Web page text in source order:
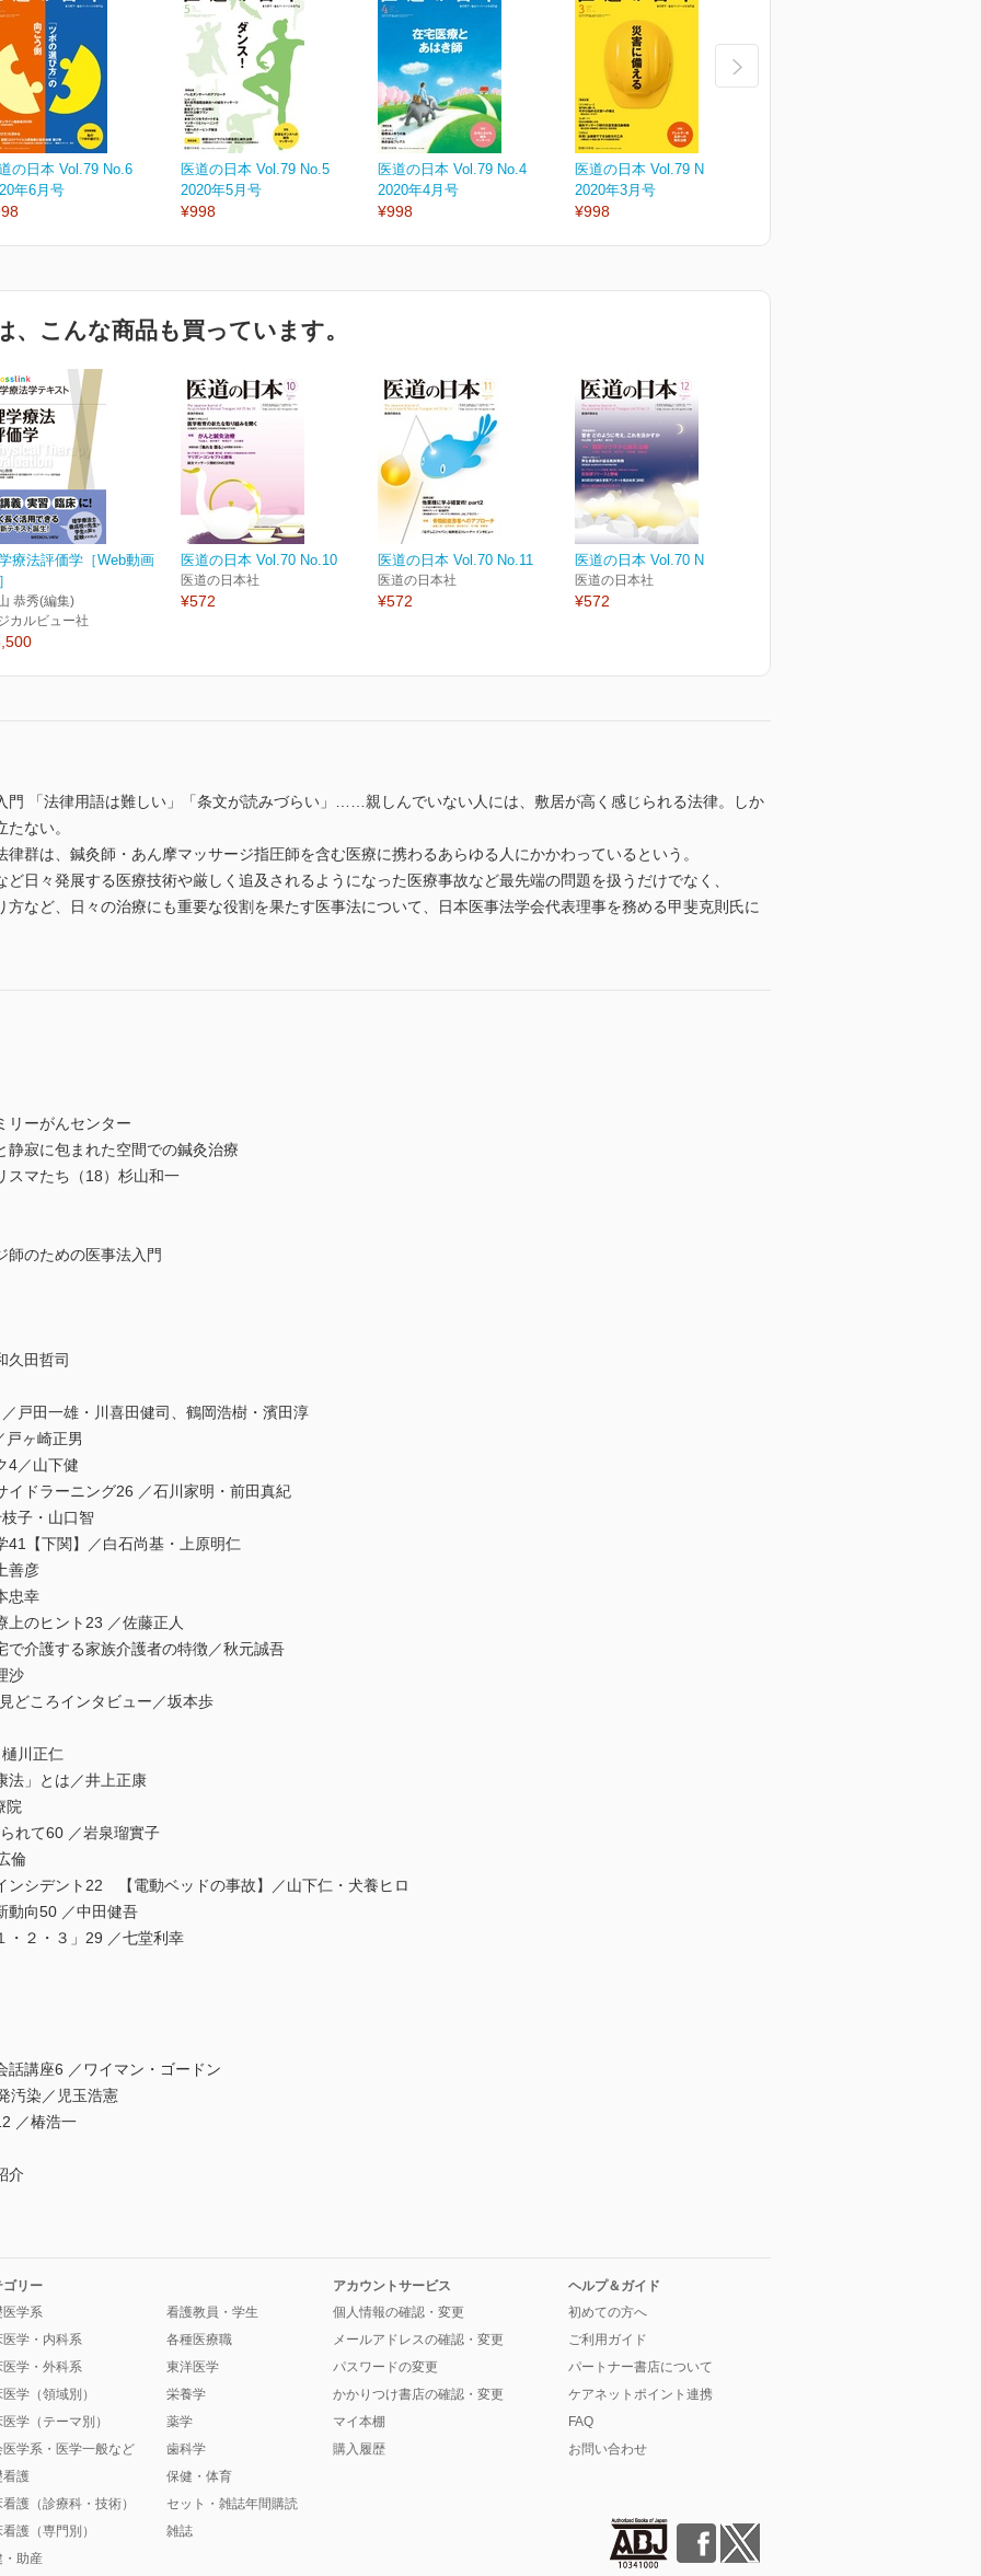
の日本 Vol.79 No.6
年6月号
医道の日本 Vol.79 No.5
2020年5月号
¥998
医道の日本 Vol.79 No.4
2020年4月号
¥998
医道の日本 Vol.79 No.3
2020年3月号
¥998
、こんな商品も買っています。
療法評価学［Web動画
恭秀(編集)
カルビュー社
医道の日本 Vol.70 No.10
医道の日本社
¥572
医道の日本 Vol.70 No.11
医道の日本社
¥572
医道の日本 Vol.70 No.12
医道の日本社
¥572
門 「法律用語は難しい」「条文が読みづらい」……親しんでいない人には、敷居が高く感じられる法律。しか
ない。
群は、鍼灸師・あん摩マッサージ指圧師を含む医療に携わるあらゆる人にかかわっているという。
日々発展する医療技術や厳しく追及されるようになった医療事故など最先端の問題を扱うだけでなく、
など、日々の治療にも重要な役割を果たす医事法について、日本医事法学会代表理事を務める甲斐克則氏に
リーがんセンター
寂に包まれた空間での鍼灸治療
マたち（18）杉山和一
のための医事法入門
田哲司
戸田一雄・川喜田健司、鶴岡浩樹・濱田淳
ヶ崎正男
4／山下健
イドラーニング26 ／石川家明・前田真紀
子・山口智
41【下関】／白石尚基・上原明仁
善彦
忠幸
上のヒント23 ／佐藤正人
で介護する家族介護者の特徴／秋元誠吾
沙
どころインタビュー／坂本歩
川正仁
法」とは／井上正康
院
れて60 ／岩泉瑠實子
倫
シデント22 【電動ベッドの事故】／山下仁・犬養ヒロ
動向50 ／中田健吾
・２・３」29 ／七堂利幸
話講座6 ／ワイマン・ゴードン
染／児玉浩憲
／椿浩一
介
ゴリー
医学系
医学・内科系
医学・外科系
学（領域別）
学（テーマ別）
医学系・医学一般など
看護
護（診療科・技術）
護（専門別）
・助産
看護教員・学生
各種医療職
東洋医学
栄養学
薬学
歯科学
保健・体育
セット・雑誌年間購読
雑誌
アカウントサービス
個人情報の確認・変更
メールアドレスの確認・変更
パスワードの変更
かかりつけ書店の確認・変更
マイ本棚
購入履歴
ヘルプ＆ガイド
初めての方へ
ご利用ガイド
パートナー書店について
ケアネットポイント連携
FAQ
お問い合わせ